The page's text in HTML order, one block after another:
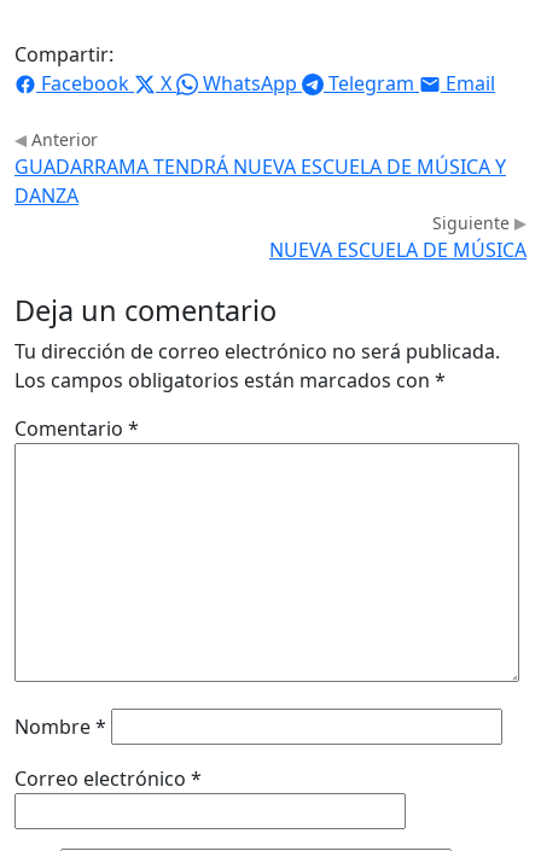
Compartir:
Facebook
X WhatsApp Telegram Email
Anterior
GUADARRAMA TENDRÁ NUEVA ESCUELA DE MÚSICA Y
DANZA
Siguiente
NUEVA ESCUELA DE MÚSICA
Deja un comentario
Tu dirección de correo electrónico no será publicada.
Los campos obligatorios están marcados con *
Comentario *
Nombre*
Correo electrónico *